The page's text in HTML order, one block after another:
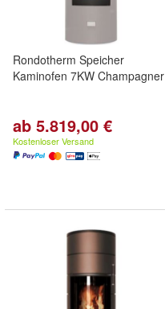
Rondotherm Speicher
Kaminofen 7KW Champagner
ab 5.819,00 €
Kostenloser Versand